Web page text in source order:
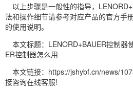
以上步骤是一般性的指导，
法和操作细节请参考对应产品的官方手
的使用说明。
本文标题：LENORD+BAUER控制器
ER控制器怎么用
本文链接：https://jshybf.cn/news/
接咨询在线客服!